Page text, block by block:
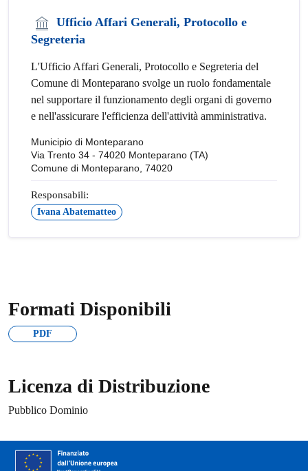
Ufficio Affari Generali, Protocollo e
Segreteria
L'Ufficio Affari Generali, Protocollo e Segreteria del
Comune di Monteparano svolge un ruolo fondamentale
nel supportare il funzionamento degli organi di governo
e nell'assicurare l'efficienza dell'attività amministrativa.
Municipio di Monteparano
Via Trento 34 - 74020 Monteparano (TA)
Comune di Monteparano, 74020
Responsabili:
Ivana Abatematteo
Formati Disponibili
PDF
Licenza di Distribuzione
Pubblico Dominio